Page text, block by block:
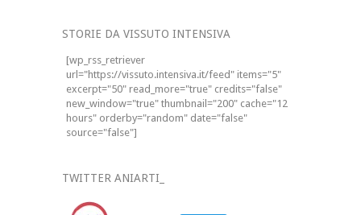
STORIE DA VISSUTO INTENSIVA
[wp_rss_retriever
url="https://vissuto.intensiva.it/feed" items="5"
excerpt="50" read_more="true" credits="false"
new_window="true" thumbnail="200" cache="12
hours" orderby="random" date="false"
source="false"]
TWITTER ANIARTI_